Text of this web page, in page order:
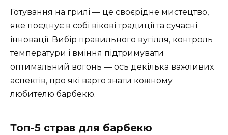
Готування на грилі — це своєрідне мистецтво,
яке поєднує в собі вікові традиції та сучасні
інновації. Вибір правильного вугілля, контроль
температури і вміння підтримувати
оптимальний вогонь — ось декілька важливих
аспектів, про які варто знати кожному
любителю барбекю.
Топ-5 страв для барбекю